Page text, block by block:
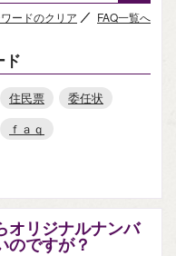
ードのクリア FAQ一覧へ
ド
住民票
委任状
ｆａｑ
オリジナルナンバ
のですが？